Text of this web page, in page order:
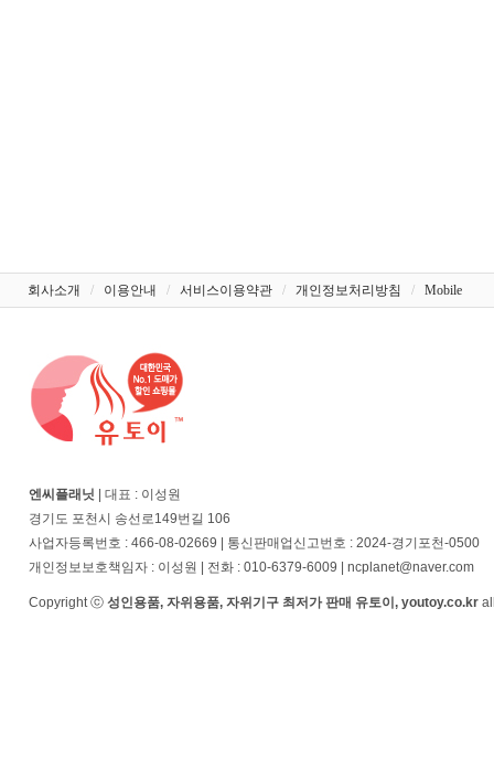
회사소개 / 이용안내 / 서비스이용약관 / 개인정보처리방침 / Mobile
엔씨플래닛 | 대표 : 이성원
경기도 포천시 송선로149번길 106
사업자등록번호 : 466-08-02669 | 통신판매업신고번호 : 2024-경기포천-0500
개인정보보호책임자 : 이성원 | 전화 : 010-6379-6009 | ncplanet@naver.com
Copyright ⓒ 성인용품, 자위용품, 자위기구 최저가 판매 유토이, youtoy.co.kr